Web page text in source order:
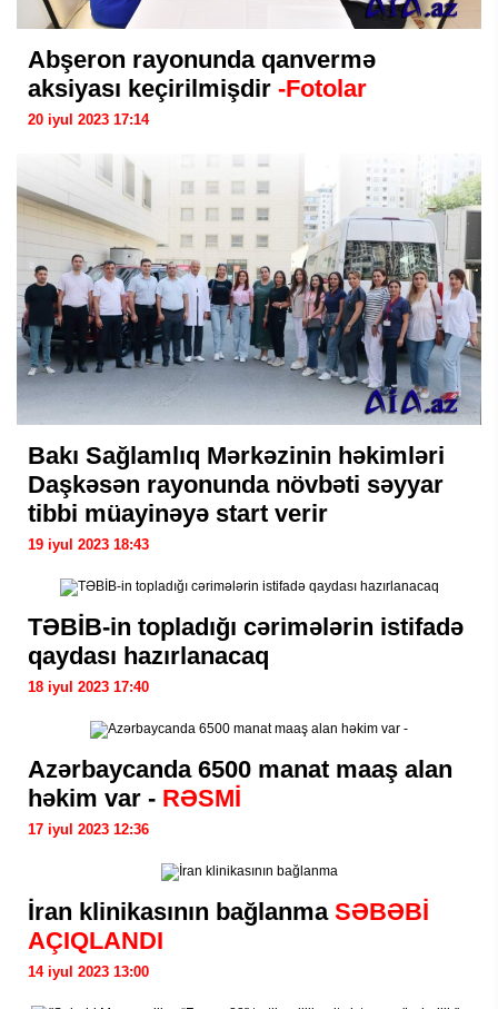
Abşeron rayonunda qanvermə
aksiyası keçirilmişdir -Fotolar
20 iyul 2023 17:14
Bakı Sağlamlıq Mərkəzinin həkimləri
Daşkəsən rayonunda növbəti səyyar
tibbi müayinəyə start verir
19 iyul 2023 18:43
TƏBİB-in topladığı cərimələrin istifadə
qaydası hazırlanacaq
18 iyul 2023 17:40
Azərbaycanda 6500 manat maaş alan
həkim var - RƏSMİ
17 iyul 2023 12:36
İran klinikasının bağlanma SƏBƏBİ
AÇIQLANDI
14 iyul 2023 13:00